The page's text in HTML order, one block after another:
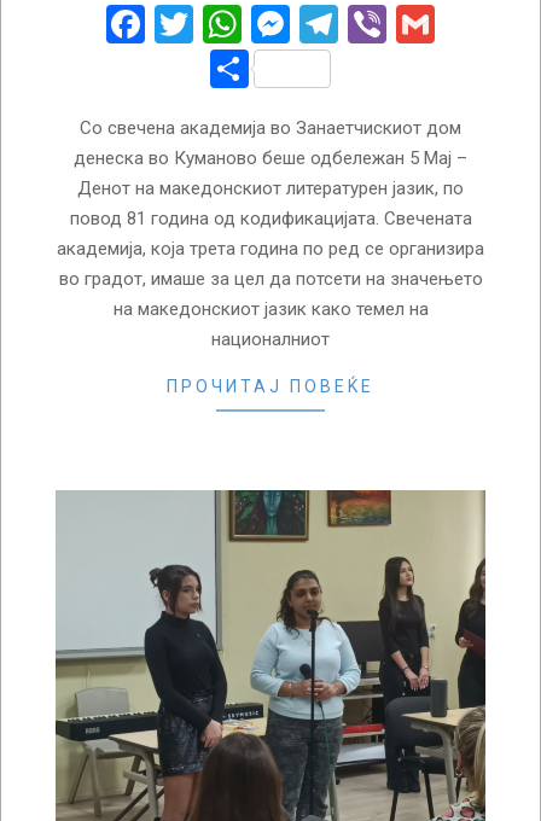
Facebook
Twitter
WhatsApp
Messenger
Telegram
Viber
Share
Со свечена академија во Занаетчискиот дом
денеска во Куманово беше одбележан 5 Мај –
Денот на македонскиот литературен јазик, по
повод 81 година од кодификацијата. Свечената
академија, која трета година по ред се организира
во градот, имаше за цел да потсети на значењето
на македонскиот јазик како темел на
националниот
ПРОЧИТАЈ ПОВЕЌЕ